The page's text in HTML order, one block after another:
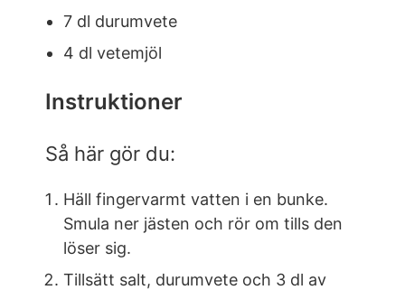
7 dl durumvete
4 dl vetemjöl
Instruktioner
Så här gör du:
Häll fingervarmt vatten i en bunke.
Smula ner jästen och rör om tills den
löser sig.
Tillsätt salt, durumvete och 3 dl av